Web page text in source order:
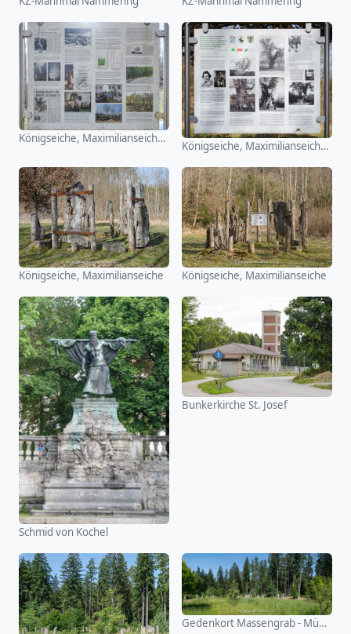
Königseiche, Maximilianseiche - Infotafel
Königseiche, Maximilianseiche - Infotafel
Königseiche, Maximilianseiche Königseiche, Maximilianseiche
Schmid von Kochel
Bunkerkirche St. Josef
Gedenkort Massengrab - Mühldorfer Hart